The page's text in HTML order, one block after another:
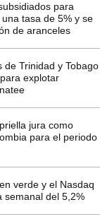
para
tasa de 5% y se
de aranceles
de Trinidad y Tobago
explotar
jura como
para el periodo
verde y el Nasdaq
semanal del 5,2%